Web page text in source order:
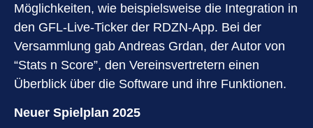
Möglichkeiten, wie beispielsweise die Integration in
den GFL-Live-Ticker der RDZN-App. Bei der
Versammlung gab Andreas Grdan, der Autor von
“Stats n Score”, den Vereinsvertretern einen
Überblick über die Software und ihre Funktionen.
Neuer Spielplan 2025